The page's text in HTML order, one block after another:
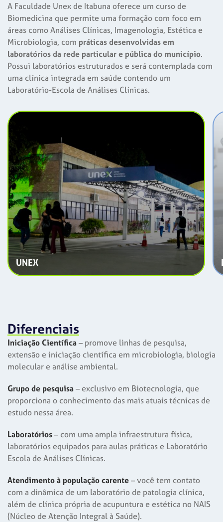
A Faculdade Unex de Itabuna oferece um curso de
Biomedicina que permite uma formação com foco em
áreas como Análises Clínicas, Imagenologia, Estética e
Microbiologia, com práticas desenvolvidas em
laboratórios da rede particular e pública do município.
Possui laboratórios estruturados e será contemplada com
uma clínica integrada em saúde contendo um
Laboratório-Escola de Análises Clínicas.
UNEX
Diferenciais
Iniciação Científica– promove linhas de pesquisa,
extensão e iniciação científica em microbiologia, biologia
molecular e análise ambiental.
Grupo de pesquisa– exclusivo em Biotecnologia, que
proporciona o conhecimento das mais atuais técnicas de
estudo nessa área.
Laboratórios– com uma ampla infraestrutura física,
laboratórios equipados para aulas práticas e Laboratório
Escola de Análises Clínicas.
Atendimento à população carente– você tem contato
com a dinâmica de um laboratório de patologia clínica,
além de clínica própria de acupuntura e estética no NAIS
(Núcleo de Atenção Integral à Saúde).